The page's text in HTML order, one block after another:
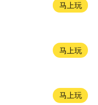
马上玩
马上玩
马上玩